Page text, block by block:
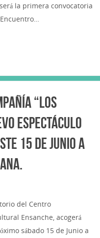
la primera convocatoria
“Los
espectáculo
15 de Junio a
del Centro
Ensanche, acogerá
sábado 15 de Junio a